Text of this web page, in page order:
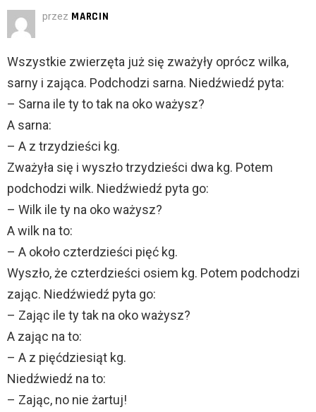
przez MARCIN
Wszystkie zwierzęta już się zważyły oprócz wilka,
sarny i zająca. Podchodzi sarna. Niedźwiedź pyta:
– Sarna ile ty to tak na oko ważysz?
A sarna:
– A z trzydzieści kg.
Zważyła się i wyszło trzydzieści dwa kg. Potem
podchodzi wilk. Niedźwiedź pyta go:
– Wilk ile ty na oko ważysz?
A wilk na to:
– A około czterdzieści pięć kg.
Wyszło, że czterdzieści osiem kg. Potem podchodzi
zając. Niedźwiedź pyta go:
– Zając ile ty tak na oko ważysz?
A zając na to:
– A z pięćdziesiąt kg.
Niedźwiedź na to:
– Zając, no nie żartuj!